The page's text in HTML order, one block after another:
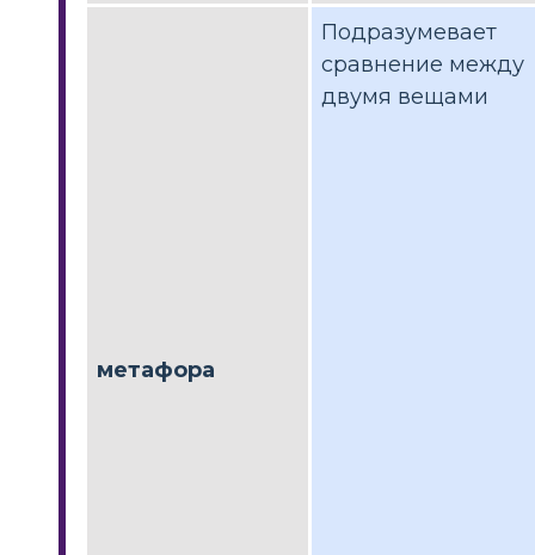
метафора
Подразумевает
сравнение между
двумя вещами